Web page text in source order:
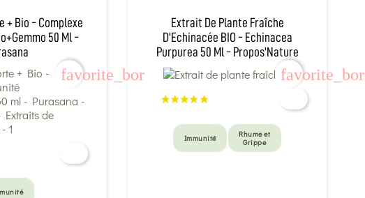
+ Bio - Complexe
50 Ml -
favorite_border
Extrait De Plante Fraîche
D'Echinacée BIO - Echinacea
Purpurea 50 Ml - Propos'Nature
Immunité
Rhume et
Grippe